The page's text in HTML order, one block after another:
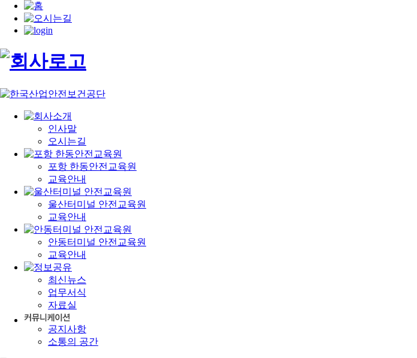
인사말
오시는길
포항 한동안전교육원
교육안내
울산터미널 안전교육원
교육안내
안동터미널 안전교육원
교육안내
최신뉴스
업무서식
자료실
공지사항
소통의 공간